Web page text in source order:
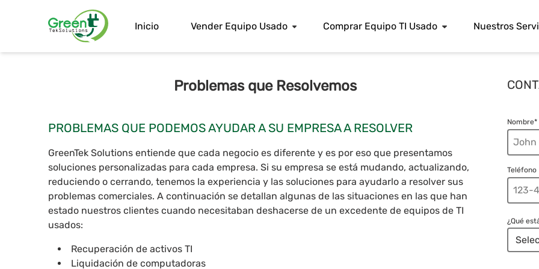
Inicio Vender Equipo Usado Comprar Equipo TI Usado Nuestros
Problemas que Resolvemos
PROBLEMAS QUE PODEMOS AYUDAR A SU EMPRESA A RESOLVER
GreenTek Solutions entiende que cada negocio es diferente y es por eso que presentamos
soluciones personalizadas para cada empresa. Si su empresa se está mudando, actualizando,
reduciendo o cerrando, tenemos la experiencia y las soluciones para ayudarlo a resolver sus
problemas comerciales. A continuación se detallan algunas de las situaciones en las que han
estado nuestros clientes cuando necesitaban deshacerse de un excedente de equipos de TI
usados:
Recuperación de activos TI
Liquidación de computadoras
Nombre*
Teléfono
¿Qué